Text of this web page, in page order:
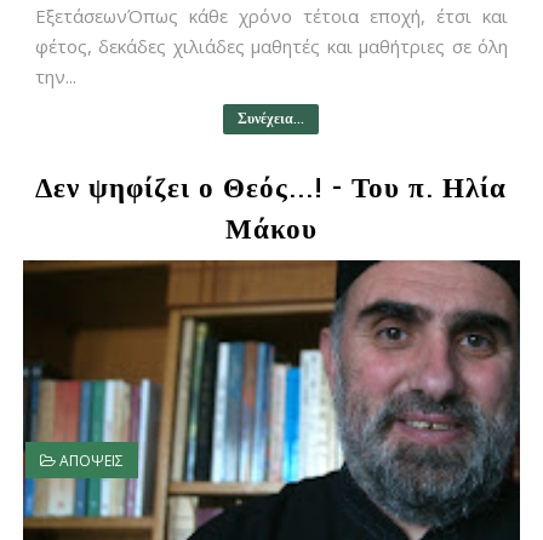
ΕξετάσεωνΌπως κάθε χρόνο τέτοια εποχή, έτσι και
φέτος, δεκάδες χιλιάδες μαθητές και μαθήτριες σε όλη
την...
Συνέχεια...
Δεν ψηφίζει ο Θεός...! - Του π. Ηλία
Μάκου
ΑΠΟΨΕΙΣ